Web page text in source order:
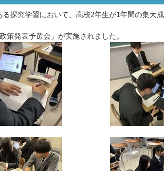
探究学習において、高校2年生が1年間の集大
策発表予選会」が実施されました。